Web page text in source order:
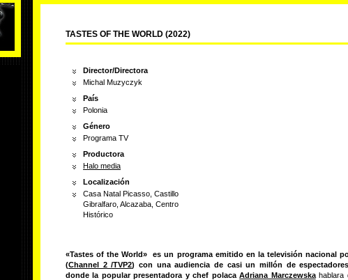
TASTES OF THE WORLD (2022)
Director/Directora
Michal Muzyczyk
País
Polonia
Género
Programa TV
Productora
Halo media
Localización
Casa Natal Picasso, Castillo
Gibralfaro, Alcazaba, Centro
Histórico
«Tastes of the World»
es un programa emitido en la televisión nacional
(Channel 2 /TVP2) con una audiencia de casi un millón de
donde la popular presentadora y chef polacaAdriana Marczewskahablara